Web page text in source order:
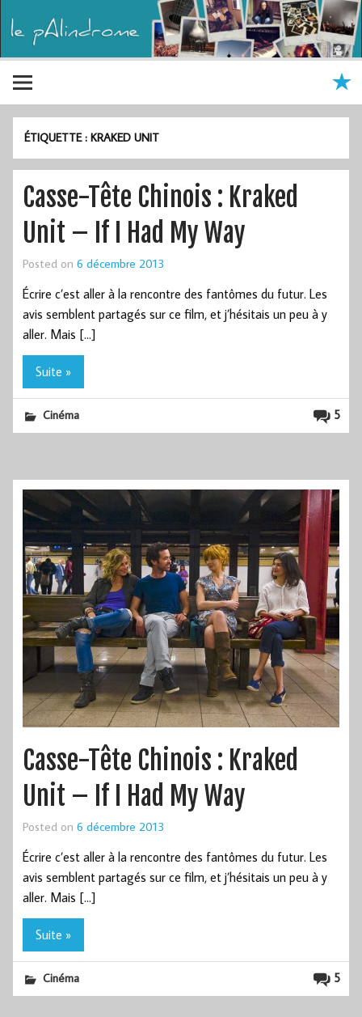
ÉTIQUETTE :KRAKED UNIT
Casse-Tête Chinois : Kraked
Unit – If I Had My Way
Posted on 6 décembre 2013
Écrire c’est aller à la rencontre des fantômes du futur. Les
avis semblent partagés sur ce film, et j’hésitais un peu à y
aller. Mais […]
Suite »
5
Cinéma
Casse-Tête Chinois : Kraked
Unit – If I Had My Way
Posted on 6 décembre 2013
Écrire c’est aller à la rencontre des fantômes du futur. Les
avis semblent partagés sur ce film, et j’hésitais un peu à y
aller. Mais […]
Suite »
5
Cinéma